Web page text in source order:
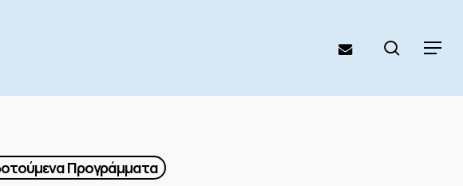
Menu
email search
Προγράμματα